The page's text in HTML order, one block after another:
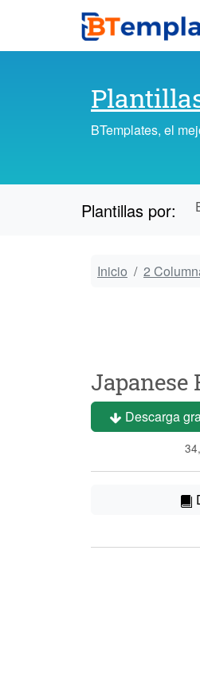
BTemplates, el
Plantillas por:
Inicio 2
Japanese
Descarga